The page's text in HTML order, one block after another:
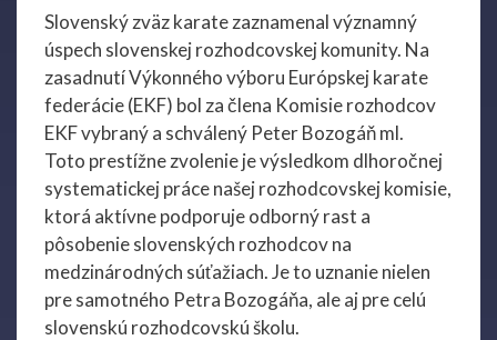
Slovenský zväz karate zaznamenal významný
úspech slovenskej rozhodcovskej komunity. Na
zasadnutí Výkonného výboru Európskej karate
federácie (EKF) bol za člena Komisie rozhodcov
EKF vybraný a schválený Peter Bozogáň ml.
Toto prestížne zvolenie je výsledkom dlhoročnej
systematickej práce našej rozhodcovskej komisie,
ktorá aktívne podporuje odborný rast a
pôsobenie slovenských rozhodcov na
medzinárodných súťažiach. Je to uznanie nielen
pre samotného Petra Bozogáňa, ale aj pre celú
slovenskú rozhodcovskú školu.